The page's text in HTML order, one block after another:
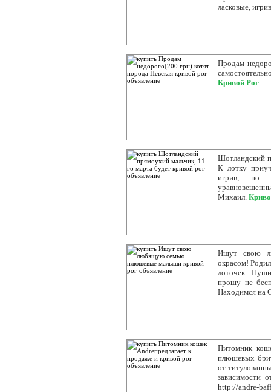
ласковые,
Продам
Кривой Рог
Шотландский
К лотку
игрив, но
Михаил.
Ищут свою
окрасом!
лоточек.
прошу не
Находимся на
Питомник
плюшевых
от
зависимости
http://andre-